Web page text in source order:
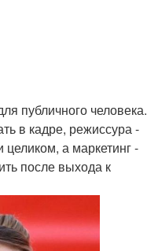
публичного человека.
в кадре, режиссура -
целиком, а маркетинг -
после выхода к